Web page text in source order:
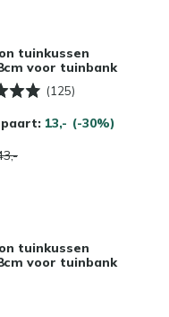
tuinkussen
voor tuinbank
(125)
13,- (-30%)
tuinkussen
voor tuinbank